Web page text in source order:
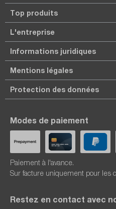
Top produits
L'entreprise
Informations juridiques
Mentions légales
Protection des données
Modes de paiement
Paiement à l'avance.
Sur facture uniquement pour les
Restez en contact avec